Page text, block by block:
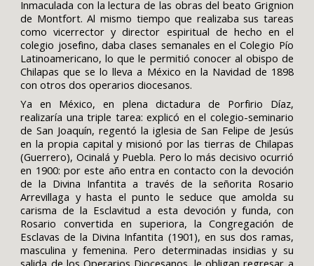
Inmaculada con la lectura de las obras del beato Grignion
de Montfort. Al mismo tiempo que realizaba sus tareas
como vicerrector y director espiritual de hecho en el
colegio josefino, daba clases semanales en el Colegio Pío
Latinoamericano, lo que le permitió conocer al obispo de
Chilapas que se lo lleva a México en la Navidad de 1898
con otros dos operarios diocesanos.
Ya en México, en plena dictadura de Porfirio Díaz,
realizaría una triple tarea: explicó en el colegio-seminario
de San Joaquín, regentó la iglesia de San Felipe de Jesús
en la propia capital y misionó por las tierras de Chilapas
(Guerrero), Ocinalá y Puebla. Pero lo más decisivo ocurrió
en 1900: por este año entra en contacto con la devoción
de la Divina Infantita a través de la señorita Rosario
Arrevillaga y hasta el punto le seduce que amolda su
carisma de la Esclavitud a esta devoción y funda, con
Rosario convertida en superiora, la Congregación de
Esclavas de la Divina Infantita (1901), en sus dos ramas,
masculina y femenina. Pero determinadas insidias y su
salida de los Operarios Diocesanos, le obligan regresar a